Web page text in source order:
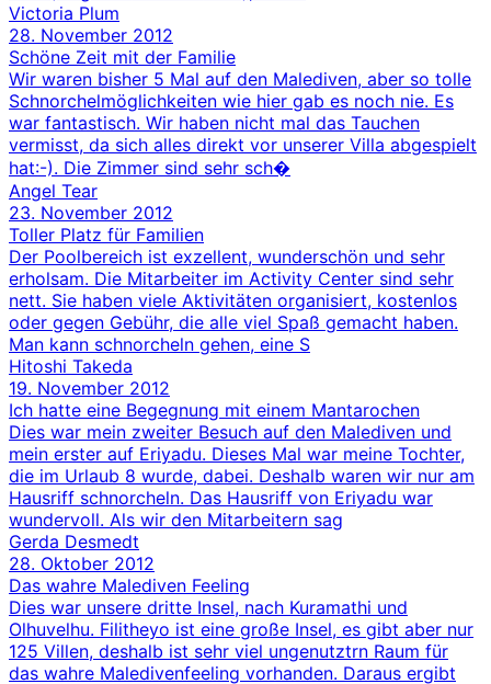
Victoria Plum
28. November 2012
Schöne Zeit mit der Familie
Wir waren bisher 5 Mal auf den Malediven, aber so tolle
Schnorchelmöglichkeiten wie hier gab es noch nie. Es
war fantastisch. Wir haben nicht mal das Tauchen
vermisst, da sich alles direkt vor unserer Villa abgespielt
hat:-). Die Zimmer sind sehr sch�
Angel Tear
23. November 2012
Toller Platz für Familien
Der Poolbereich ist exzellent, wunderschön und sehr
erholsam. Die Mitarbeiter im Activity Center sind sehr
nett. Sie haben viele Aktivitäten organisiert, kostenlos
oder gegen Gebühr, die alle viel Spaß gemacht haben.
Man kann schnorcheln gehen, eine S
Hitoshi Takeda
19. November 2012
Ich hatte eine Begegnung mit einem Mantarochen
Dies war mein zweiter Besuch auf den Malediven und
mein erster auf Eriyadu. Dieses Mal war meine Tochter,
die im Urlaub 8 wurde, dabei. Deshalb waren wir nur am
Hausriff schnorcheln. Das Hausriff von Eriyadu war
wundervoll. Als wir den Mitarbeitern sag
Gerda Desmedt
28. Oktober 2012
Das wahre Malediven Feeling
Dies war unsere dritte Insel, nach Kuramathi und
Olhuvelhu. Filitheyo ist eine große Insel, es gibt aber nur
125 Villen, deshalb ist sehr viel ungenutztrn Raum für
das wahre Maledivenfeeling vorhanden. Daraus ergibt